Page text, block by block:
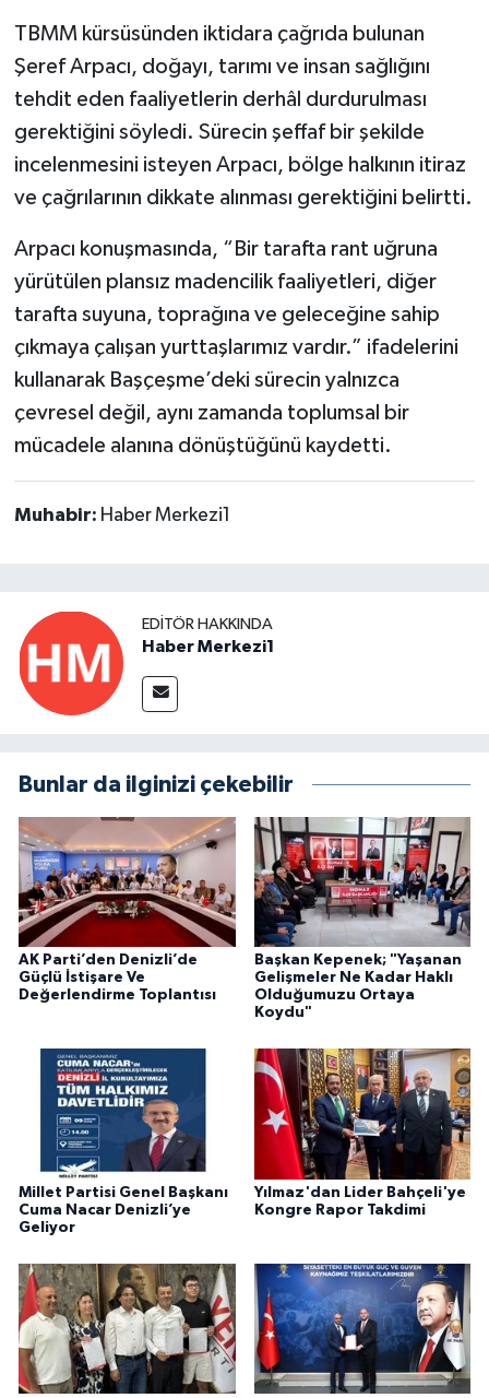
TBMM kürsüsünden iktidara çağrıda bulunan
Şeref Arpacı, doğayı, tarımı ve insan sağlığını
tehdit eden faaliyetlerin derhâl durdurulması
gerektiğini söyledi. Sürecin şeffaf bir şekilde
incelenmesini isteyen Arpacı, bölge halkının itiraz
ve çağrılarının dikkate alınması gerektiğini belirtti.
Arpacı konuşmasında, “Bir tarafta rant uğruna
yürütülen plansız madencilik faaliyetleri, diğer
tarafta suyuna, toprağına ve geleceğine sahip
çıkmaya çalışan yurttaşlarımız vardır.” ifadelerini
kullanarak Başçeşme’deki sürecin yalnızca
çevresel değil, aynı zamanda toplumsal bir
mücadele alanına dönüştüğünü kaydetti.
Muhabir: Haber Merkezi1
EDITÖR HAKKINDA
Haber Merkezi1
Bunlar da ilginizi çekebilir
AK Parti’den Denizli’de
Güçlü İstişare Ve
Değerlendirme Toplantısı
Başkan Kepenek; "Yaşanan
Gelişmeler Ne Kadar Haklı
Olduğumuzu Ortaya
Koydu"
Millet Partisi Genel Başkanı
Cuma Nacar Denizli’ye
Geliyor
Yılmaz'dan Lider Bahçeli'ye
Kongre Rapor Takdimi